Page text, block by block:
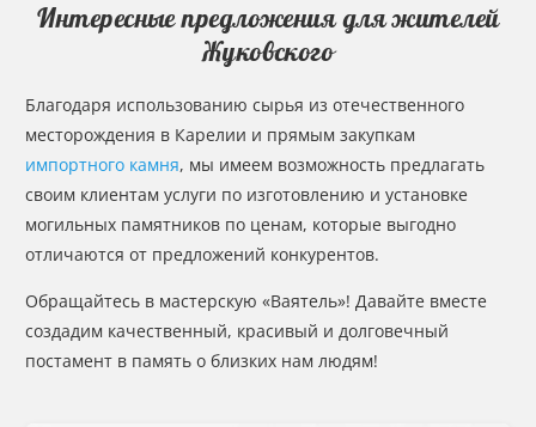
Интересные предложения для жителей
Жуковского
Благодаря использованию сырья из отечественного
месторождения в Карелии и прямым закупкам
импортного камня, мы имеем возможность предлагать
своим клиентам услуги по изготовлению и установке
могильных памятников по ценам, которые выгодно
отличаются от предложений конкурентов.
Обращайтесь в мастерскую «Ваятель»! Давайте вместе
создадим качественный, красивый и долговечный
постамент в память о близких нам людям!